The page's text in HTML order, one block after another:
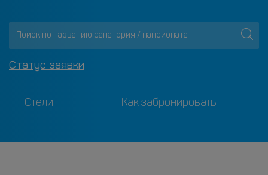
Статус заявки
Отели Как забронировать